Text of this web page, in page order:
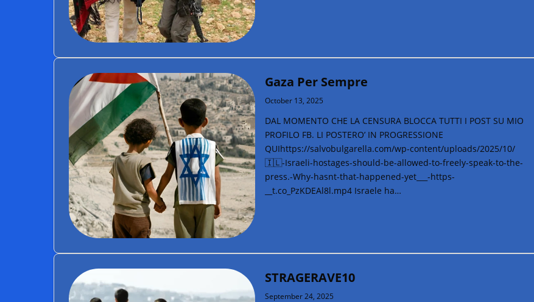
Gaza Per Sempre
October 13, 2025
DAL MOMENTO CHE LA CENSURA BLOCCA TUTTI I POST SU MIO
PROFILO FB. LI POSTERO’ IN PROGRESSIONE
QUIhttps://salvobulgarella.com/wp-content/uploads/2025/10/
🇮🇱-Israeli-hostages-should-be-allowed-to-freely-speak-to-the-
press.-Why-hasnt-that-happened-yet___-https-
__t.co_PzKDEAl8l.mp4 Israele ha…
STRAGERAVE10
September 24, 2025